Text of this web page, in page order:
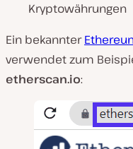
Kryptowährungen
Ein bekannter
verwendet zum
etherscan.io: